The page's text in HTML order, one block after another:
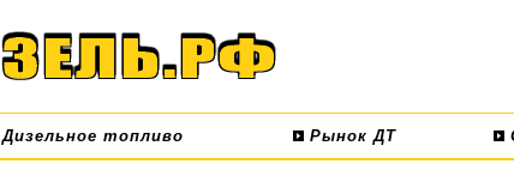
Дизельное топливо Рынок ДТ